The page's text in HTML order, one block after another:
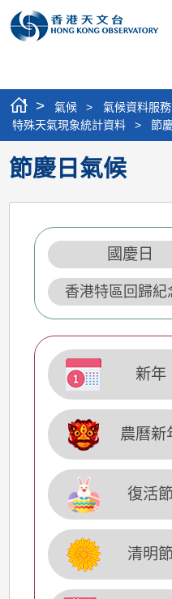
> 氣候 > 氣候資料服務
特殊天氣現象統計資料
> 節
節慶日氣候
國慶日
香港特區回歸紀
新年
農曆新
復活節
清明節